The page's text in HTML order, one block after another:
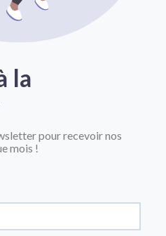
la
pour recevoir nos
mois !